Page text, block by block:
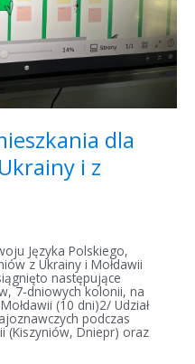
dla
i z
Języka Polskiego,
z Ukrainy i Mołdawii
następujące
7-dniowych kolonii, na
(10 dni)2/ Udział
podczas
(Kiszyniów, Dniepr) oraz